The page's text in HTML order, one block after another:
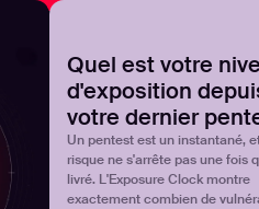
Quel est votre
d'exposition
votre dernier
Un pentest est un instantané,
risque ne s'arrête pas une fois
livré. L'Exposure Clock montre
exactement combien de
en est réellement votre programme
Products Solutions